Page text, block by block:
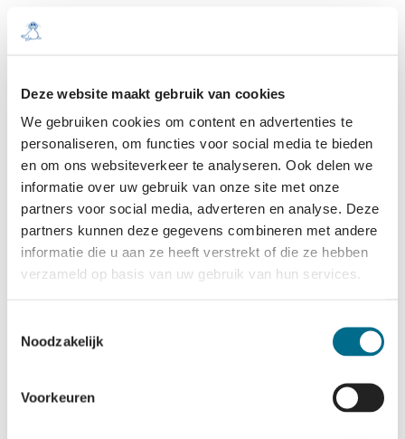
Deze website maakt gebruik van cookies
We gebruiken cookies om content en advertenties te
personaliseren, om functies voor social media te bieden
en om ons websiteverkeer te analyseren. Ook delen we
informatie over uw gebruik van onze site met onze
partners voor social media, adverteren en analyse. Deze
partners kunnen deze gegevens combineren met andere
informatie die u aan ze heeft verstrekt of die ze hebben
verzameld op basis van uw gebruik van hun services.
Noodzakelijk
Voorkeuren
Trajecten en
route